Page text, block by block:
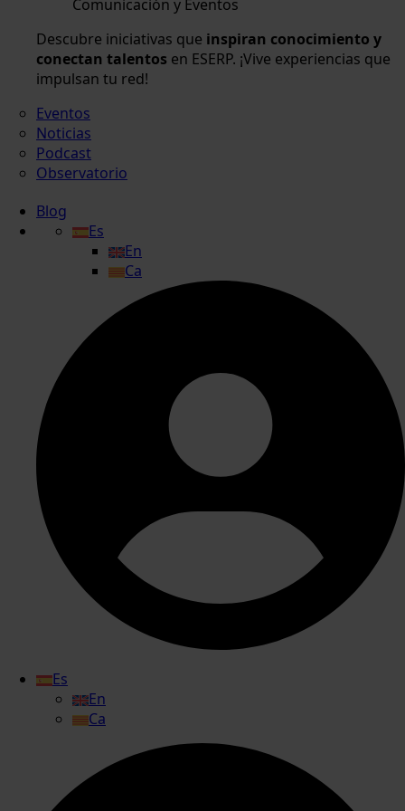
Comunicación y Eventos
Descubre iniciativas que inspiran conocimiento y
conectan talentos en ESERP. ¡Vive experiencias que
impulsan tu red!
Eventos
Noticias
Podcast
Observatorio
Blog
Es
En
Ca
Es
En
Ca